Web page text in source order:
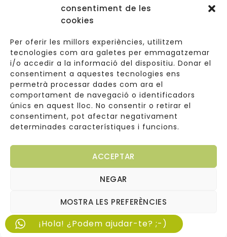
consentiment de les
cookies
Per oferir les millors experiències, utilitzem
tecnologies com ara galetes per emmagatzemar
i/o accedir a la informació del dispositiu. Donar el
consentiment a aquestes tecnologies ens
permetrà processar dades com ara el
comportament de navegació o identificadors
únics en aquest lloc. No consentir o retirar el
consentiment, pot afectar negativament
determinades característiques i funcions.
ACCEPTAR
NEGAR
MOSTRA LES PREFERÈNCIES
Política de cookies
Carrer de Valldoreix 45, 08172 Sant Cugat del Vallès
933 157 807 | 691967537
info@cuinetes.shop
Arantxaengancha
¡Hola! ¿Podem ajudar-te? ;-)